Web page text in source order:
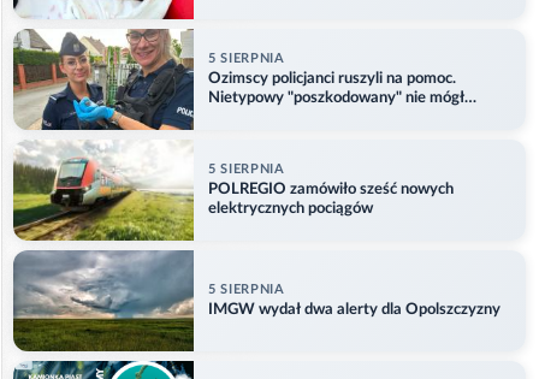
5 SIERPNIA
Ozimscy policjanci ruszyli na pomoc.
Nietypowy "poszkodowany" nie mógł
5 SIERPNIA
POLREGIO zamówiło sześć nowych
elektrycznych pociągów
5 SIERPNIA
IMGW wydał dwa alerty dla Opolszczyzny